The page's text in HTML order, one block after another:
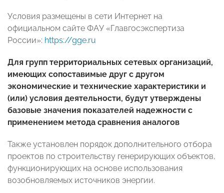
Условия размещены в сети Интернет на
официальном сайте ФАУ «Главгосэкспертиза
России»: https://gge.ru
Для групп территориальных сетевых организаций,
имеющих сопоставимые друг с другом
экономические и технические характеристики и
(или) условия деятельности, будут утверждены
базовые значения показателей надежности с
применением метода сравнения аналогов
Также установлен порядок дополнительного отбора
проектов по строительству генерирующих объектов,
функционирующих на основе использования
возобновляемых источников энергии.